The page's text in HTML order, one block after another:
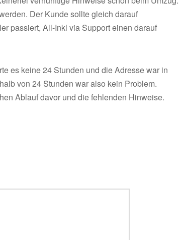
Der Kunde sollte gleich darauf
passiert, All-Inkl via Support einen darauf
es keine 24 Stunden und die Adresse war in
von 24 Stunden war also kein Problem.
Ablauf davor und die fehlenden Hinweise.